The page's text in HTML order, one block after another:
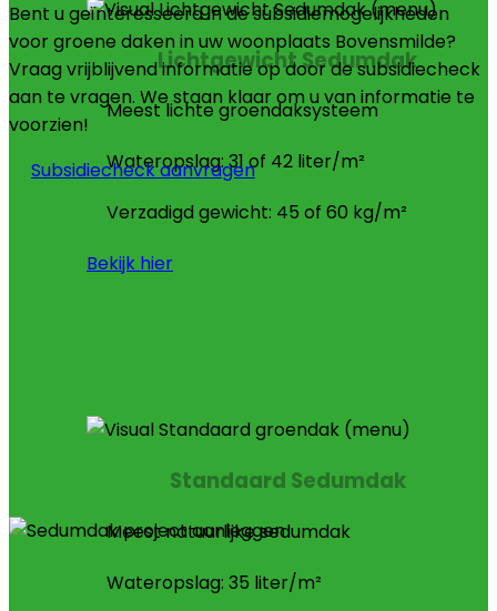
Lichtgewicht Sedumdak
Meest lichte groendaksysteem
Wateropslag: 31 of 42 liter/m²
Verzadigd gewicht: 45 of 60 kg/m²
Bekijk hier
Standaard Sedumdak
Meest natuurlijke sedumdak
Wateropslag: 35 liter/m²
Bent u geïnteresseerd in de subsidiemogelijkheden
voor groene daken in uw woonplaats Bovensmilde?
Vraag vrijblijvend informatie op door de subsidiecheck
aan te vragen. We staan klaar om u van informatie te
voorzien!
Subsidiecheck aanvragen